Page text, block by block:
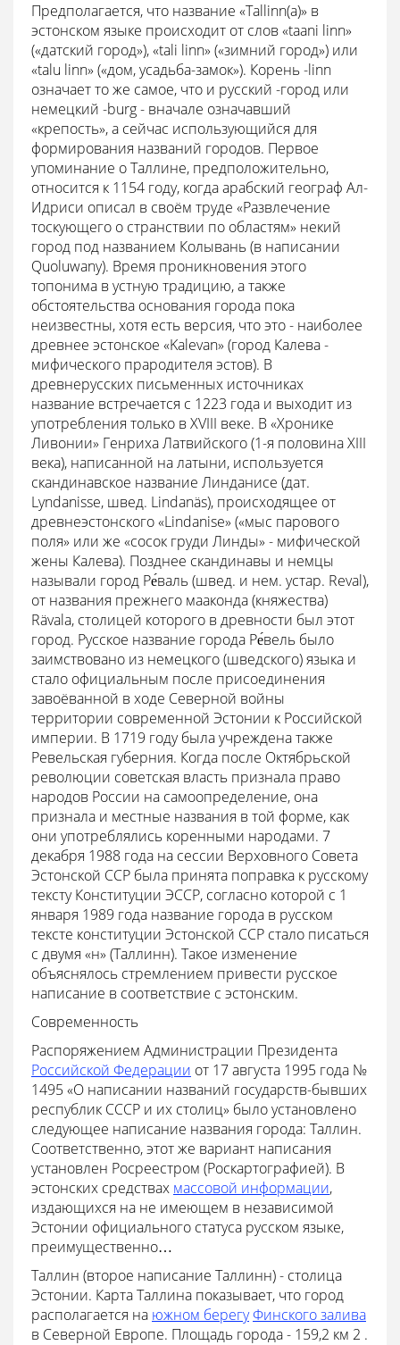
Предполагается, что название «Tallinn(a)» в
эстонском языке происходит от слов «taani linn»
(«датский город»), «tali linn» («зимний город») или
«talu linn» («дом, усадьба-замок»). Корень -linn
означает то же самое, что и русский -город или
немецкий -burg - вначале означавший
«крепость», а сейчас использующийся для
формирования названий городов. Первое
упоминание о Таллине, предположительно,
относится к 1154 году, когда арабский географ Ал-
Идриси описал в своём труде «Развлечение
тоскующего о странствии по областям» некий
город под названием Колывань (в написании
Quoluwany). Время проникновения этого
топонима в устную традицию, а также
обстоятельства основания города пока
неизвестны, хотя есть версия, что это - наиболее
древнее эстонское «Kalevan» (город Калева -
мифического прародителя эстов). В
древнерусских письменных источниках
название встречается с 1223 года и выходит из
употребления только в XVIII веке. В «Хронике
Ливонии» Генриха Латвийского (1-я половина XIII
века), написанной на латыни, используется
скандинавское название Линданисе (дат.
Lyndanisse, швед. Lindanäs), происходящее от
древнеэстонского «Lindanise» («мыс парового
поля» или же «сосок груди Линды» - мифической
жены Калева). Позднее скандинавы и немцы
называли город Ре́валь (швед. и нем. устар. Reval),
от названия прежнего мааконда (княжества)
Rävala, столицей которого в древности был этот
город. Русское название города Ре́вель было
заимствовано из немецкого (шведского) языка и
стало официальным после присоединения
завоёванной в ходе Северной войны
территории современной Эстонии к Российской
империи. В 1719 году была учреждена также
Ревельская губерния. Когда после Октябрьской
революции советская власть признала право
народов России на самоопределение, она
признала и местные названия в той форме, как
они употреблялись коренными народами. 7
декабря 1988 года на сессии Верховного Совета
Эстонской ССР была принята поправка к русскому
тексту Конституции ЭССР, согласно которой с 1
января 1989 года название города в русском
тексте конституции Эстонской ССР стало писаться
с двумя «н» (Таллинн). Такое изменение
объяснялось стремлением привести русское
написание в соответствие с эстонским.
Современность
Распоряжением Администрации Президента
Российской Федерации от 17 августа 1995 года №
1495 «О написании названий государств-бывших
республик СССР и их столиц» было установлено
следующее написание названия города: Таллин.
Соответственно, этот же вариант написания
установлен Росреестром (Роскартографией). В
эстонских средствах массовой информации,
издающихся на не имеющем в независимой
Эстонии официального статуса русском языке,
преимущественно…
Таллин (второе написание Таллинн) - столица
Эстонии. Карта Таллина показывает, что город
располагается на южном берегу Финского залива
в Северной Европе. Площадь города - 159,2 км 2 .